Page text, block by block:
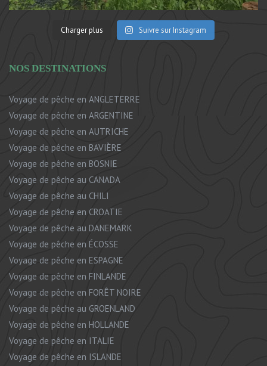
Charger plus Suivre sur Instagram
NOS DESTINATIONS
Voyage de pêche en ANGLETERRE
Voyage de pêche en ARGENTINE
Voyage de pêche en AUTRICHE
Voyage de pêche en BAVIÈRE
Voyage de pêche en BOSNIE
Voyage de pêche au CANADA
Voyage de pêche au CHILI
Voyage de pêche en CROATIE
Voyage de pêche au DANEMARK
Voyage de pêche en ÉCOSSE
Voyage de pêche en ESPAGNE
Voyage de pêche en FINLANDE
Voyage de pêche en FORÊT NOIRE
Voyage de pêche au GROENLAND
Voyage de pêche en HOLLANDE
Voyage de pêche en ITALIE
Voyage de pêche en ISLANDE